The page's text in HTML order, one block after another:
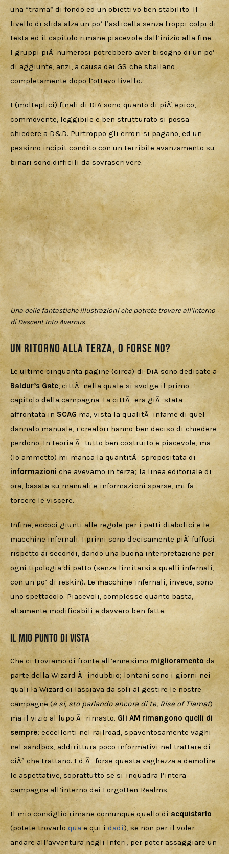
una “trama” di fondo ed un obiettivo ben stabilito. Il
livello di sfida alza un po’ l’asticella senza troppi colpi di
testa ed il capitolo rimane piacevole dall’inizio alla fine.
I gruppi piÃ¹ numerosi potrebbero aver bisogno di un po’
di aggiunte, anzi, a causa dei GS che sballano
completamente dopo l’ottavo livello.
I (molteplici) finali di DiA sono quanto di piÃ¹ epico,
commovente, leggibile e ben strutturato si possa
chiedere a D&D. Purtroppo gli errori si pagano, ed un
pessimo incipit condito con un terribile avanzamento su
binari sono difficili da sovrascrivere.
Una delle fantastiche illustrazioni che potrete trovare all’interno
di Descent Into Avernus
Un ritorno alla Terza, o forse no?
Le ultime cinquanta pagine (circa) di DiA sono dedicate a
Baldur’s Gate, cittÃ  nella quale si svolge il primo
capitolo della campagna. La cittÃ  era giÃ  stata
affrontata in SCAG ma, vista la qualitÃ  infame di quel
dannato manuale, i creatori hanno ben deciso di chiedere
perdono. In teoria Ã¨ tutto ben costruito e piacevole, ma
(lo ammetto) mi manca la quantitÃ  spropositata di
informazioni che avevamo in terza; la linea editoriale di
ora, basata su manuali e informazioni sparse, mi fa
torcere le viscere.
Infine, eccoci giunti alle regole per i patti diabolici e le
macchine infernali. I primi sono decisamente piÃ¹ fuffosi
rispetto ai secondi, dando una buona interpretazione per
ogni tipologia di patto (senza limitarsi a quelli infernali,
con un po’ di reskin). Le macchine infernali, invece, sono
uno spettacolo. Piacevoli, complesse quanto basta,
altamente modificabili e davvero ben fatte.
Il mio punto di vista
Che ci troviamo di fronte all’ennesimo miglioramento da
parte della Wizard Ã¨ indubbio; lontani sono i giorni nei
quali la Wizard ci lasciava da soli al gestire le nostre
campagne (e si, sto parlando ancora di te, Rise of Tiamat)
ma il vizio al lupo Ã¨ rimasto. Gli AM rimangono quelli di
sempre; eccellenti nel railroad, spaventosamente vaghi
nel sandbox, addirittura poco informativi nel trattare di
ciÃ² che trattano. Ed Ã¨ forse questa vaghezza a demolire
le aspettative, soprattutto se si inquadra l’intera
campagna all’interno dei Forgotten Realms.
Il mio consiglio rimane comunque quello di acquistarlo
(potete trovarlo qua e qui i dadi), se non per il voler
andare all’avventura negli Inferi, per poter assaggiare un